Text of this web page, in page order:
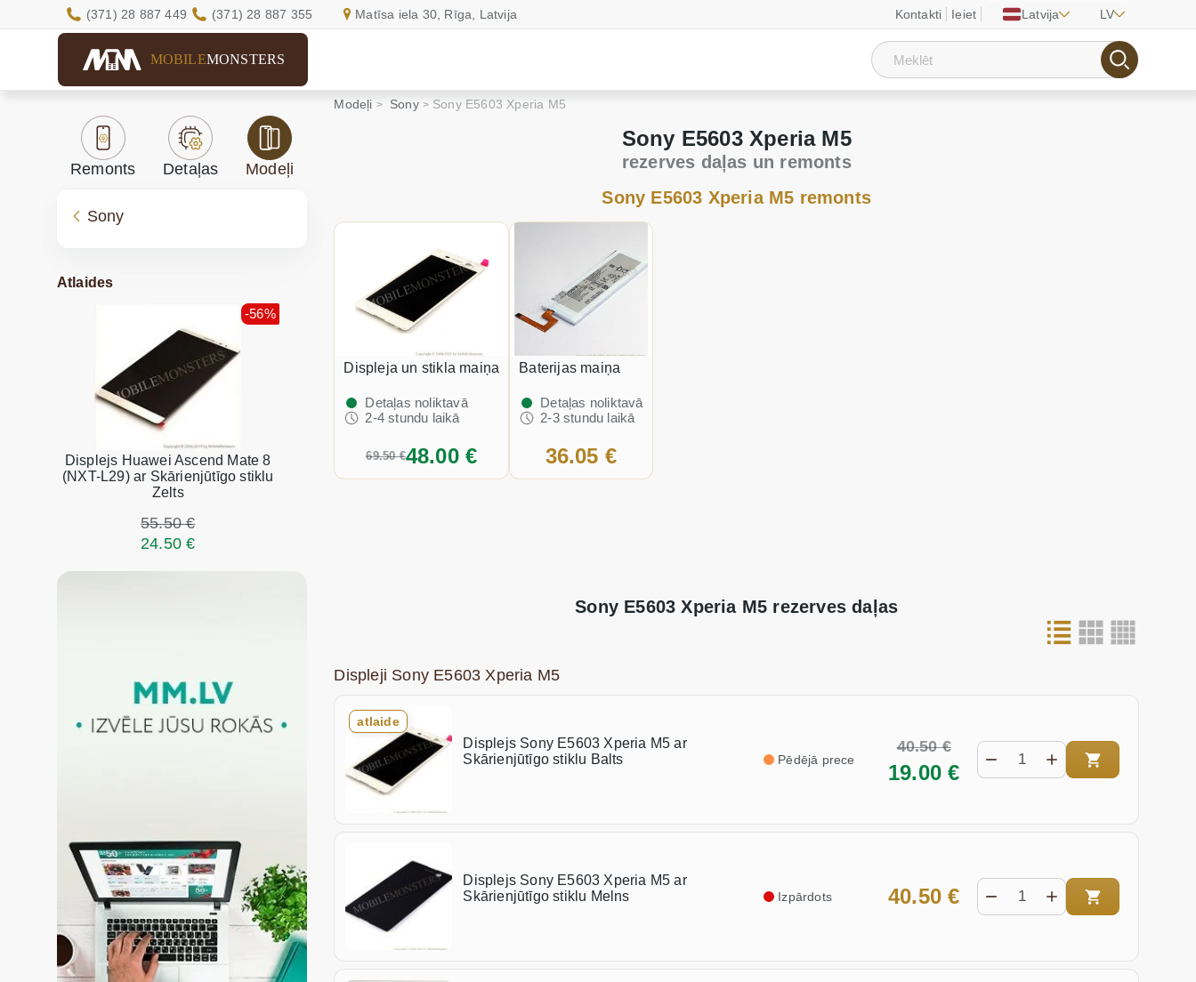
Kontakti Ieiet Latvija LV
(371) 28 887 449 (371) 28 887 355 Matīsa iela 30, Rīga, Latvija
MOBILEMONSTERS
Remonts Detaļas Modeļi
Sony
Atlaides
Displejs Huawei Ascend Mate 8
(NXT-L29) ar Skārienjūtīgo stiklu
Zelts
-56%
55.50 €
24.50 €
Modeļi Sony Sony E5603 Xperia M5
Sony E5603 Xperia M5
rezerves daļas un remonts
Sony E5603 Xperia M5 remonts
Displeja un stikla maiņa
Detaļas noliktavā
2-4 stundu laikā
69.50 €48.00 €
Baterijas maiņa
Detaļas noliktavā
2-3 stundu laikā
36.05 €
Sony E5603 Xperia M5 rezerves daļas
Displeji Sony E5603 Xperia M5
atlaide
Displejs Sony E5603 Xperia M5 ar
Skārienjūtīgo stiklu Balts
40.50 €
19.00 €
Pēdējā prece
Displejs Sony E5603 Xperia M5 ar
Skārienjūtīgo stiklu Melns
40.50 €
Izpārdots